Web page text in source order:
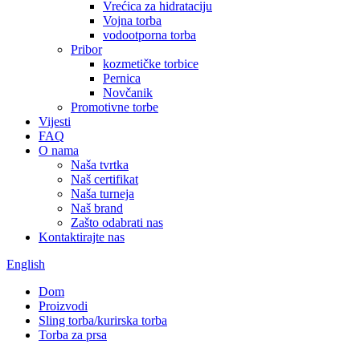
Vrećica za hidrataciju
Vojna torba
vodootporna torba
Pribor
kozmetičke torbice
Pernica
Novčanik
Promotivne torbe
Vijesti
FAQ
O nama
Naša tvrtka
Naš certifikat
Naša turneja
Naš brand
Zašto odabrati nas
Kontaktirajte nas
English
Dom
Proizvodi
Sling torba/kurirska torba
Torba za prsa